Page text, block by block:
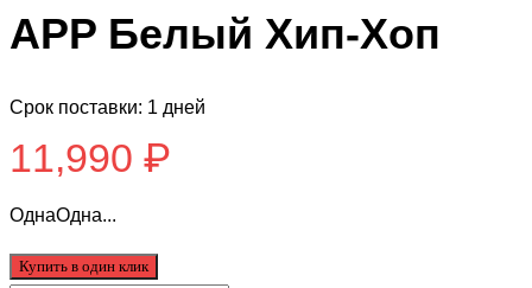
APP Белый Хип-Хоп
Срок поставки: 1 дней
11,990 ₽
ОднаОдна...
Купить в один клик